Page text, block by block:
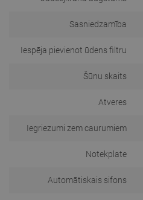
Sasniedzamība
Iespēja pievienot ūdens filtru
Šūnu skaits
Atveres
Iegriezumi zem caurumiem
Notekplate
Automātiskais sifons